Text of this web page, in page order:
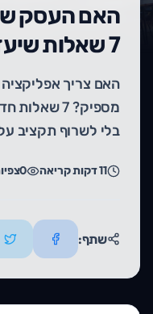
האם העסק
7 שאלות שיעזרו לך להחליט
האם צריך
מספיק? 7
בלי לשרוף תקציב
11דקות קריאה 3
שתף: